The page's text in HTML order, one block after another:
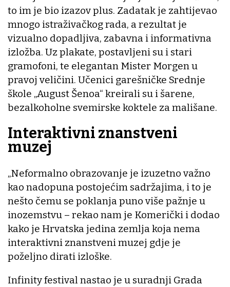
to im je bio izazov plus. Zadatak je zahtijevao
mnogo istraživačkog rada, a rezultat je
vizualno dopadljiva, zabavna i informativna
izložba. Uz plakate, postavljeni su i stari
gramofoni, te elegantan Mister Morgen u
pravoj veličini. Učenici garešničke Srednje
škole „August Šenoa“ kreirali su i šarene,
bezalkoholne svemirske koktele za mališane.
Interaktivni znanstveni
muzej
„Neformalno obrazovanje je izuzetno važno
kao nadopuna postojećim sadržajima, i to je
nešto čemu se poklanja puno više pažnje u
inozemstvu – rekao nam je Komerički i dodao
kako je Hrvatska jedina zemlja koja nema
interaktivni znanstveni muzej gdje je
poželjno dirati izloške.
Infinity festival nastao je u suradnji Grada